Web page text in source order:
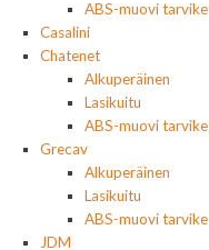
ABS-muovi tarvike
Casalini
Chatenet
Alkuperäinen
Lasikuitu
ABS-muovi tarvike
Grecav
Alkuperäinen
Lasikuitu
ABS-muovi tarvike
JDM